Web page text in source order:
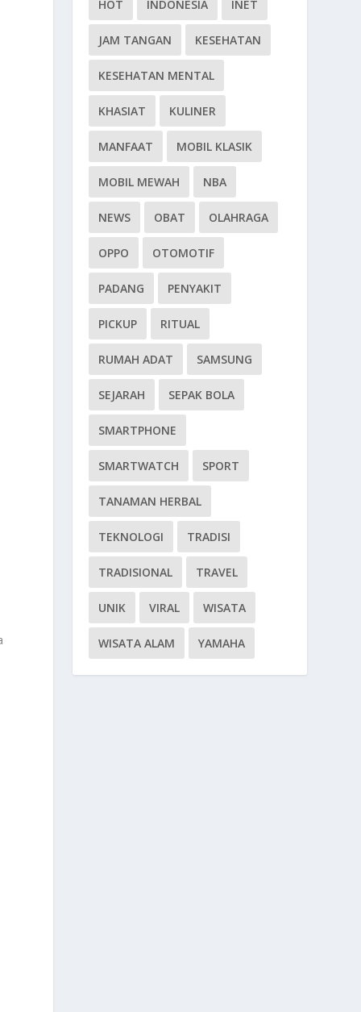
HOT INDONESIA INET
JAM TANGAN KESEHATAN
KESEHATAN MENTAL
KHASIAT KULINER
MANFAAT MOBIL KLASIK
MOBIL MEWAH NBA
NEWS OBAT OLAHRAGA
OPPO OTOMOTIF
PADANG PENYAKIT
PICKUP RITUAL
RUMAH ADAT SAMSUNG
SEJARAH SEPAK BOLA
SMARTPHONE
SMARTWATCH SPORT
TANAMAN HERBAL
TEKNOLOGI TRADISI
TRADISIONAL TRAVEL
UNIK VIRAL WISATA
WISATA ALAM YAMAHA